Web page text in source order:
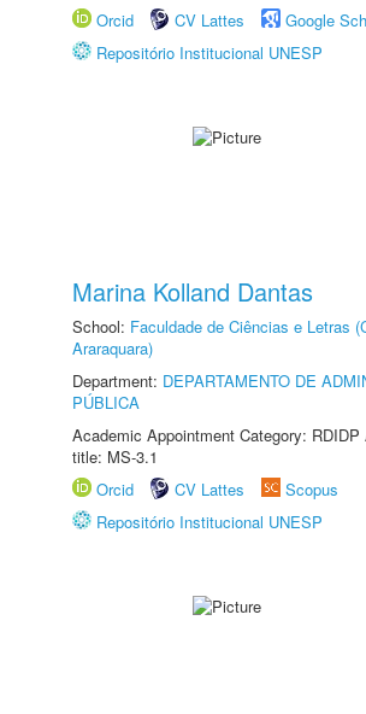
Orcid
CV Lattes
Google
Repositório Institucional UNESP
Marina Kolland Dantas
School: Faculdade de Ciências e Letras
Araraquara)
Department: DEPARTAMENTO DE
PÚBLICA
Academic Appointment Category: RDIDP
title: MS-3.1
Orcid
CV Lattes
Scopus
Repositório Institucional UNESP